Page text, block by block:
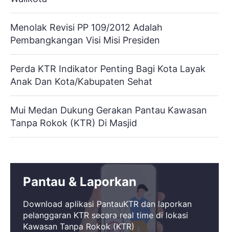
Menolak Revisi PP 109/2012 Adalah
Pembangkangan Visi Misi Presiden
Perda KTR Indikator Penting Bagi Kota Layak
Anak Dan Kota/Kabupaten Sehat
Mui Medan Dukung Gerakan Pantau Kawasan
Tanpa Rokok (KTR) Di Masjid
Pantau & Laporkan
Download aplikasi PantauKTR dan laporkan
pelanggaran KTR secara real time di lokasi
Kawasan Tanpa Rokok (KTR)